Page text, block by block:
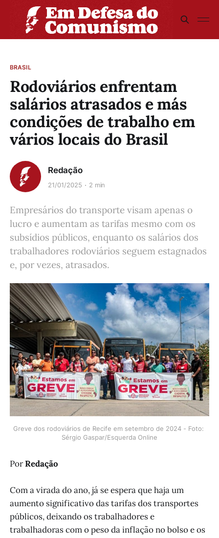
BRASIL
Rodoviários enfrentam
salários atrasados e más
condições de trabalho em
vários locais do Brasil
Redação
21/01/2025 2 min
Empresários do transporte visam apenas o
lucro e aumentam as tarifas mesmo com os
subsídios públicos, enquanto os salários dos
trabalhadores rodoviários seguem estagnados
e, por vezes, atrasados.
Greve dos rodoviários de Recife em setembro de 2024 - Foto:
Sérgio Gaspar/Esquerda Online
PorRedação
Com a virada do ano, já se espera que haja um
aumento significativo das tarifas dos transportes
públicos, deixando os trabalhadores e
trabalhadoras com o peso da inflação no bolso e os